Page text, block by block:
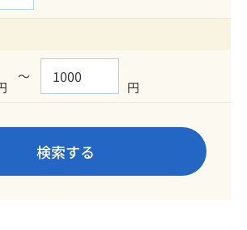
～
円